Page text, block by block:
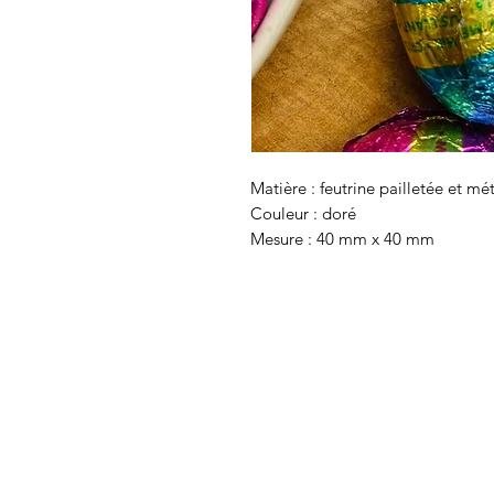
Matière : feutrine pailletée et
Couleur : doré
Mesure : 40 mm x 40 mm